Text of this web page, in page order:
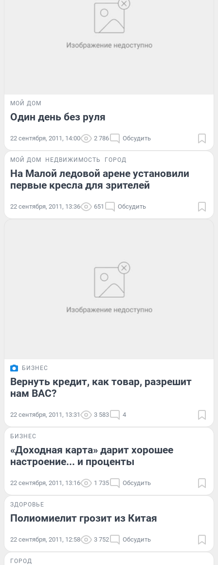
МОЙ ДОМ
Один день без руля
22 сентября, 2011, 14:00 2 786 Обсудить
МОЙ ДОМ НЕДВИЖИМОСТЬ ГОРОД
На Малой ледовой арене установили
первые кресла для зрителей
22 сентября, 2011, 13:36 651 Обсудить
БИЗНЕС
Вернуть кредит, как товар, разрешит
нам ВАС?
22 сентября, 2011, 13:31 3 583 4
БИЗНЕС
«Доходная карта» дарит хорошее
настроение... и проценты
22 сентября, 2011, 13:16 1 735 Обсудить
ЗДОРОВЬЕ
Полиомиелит грозит из Китая
22 сентября, 2011, 12:58 3 752 Обсудить
ГОРОД